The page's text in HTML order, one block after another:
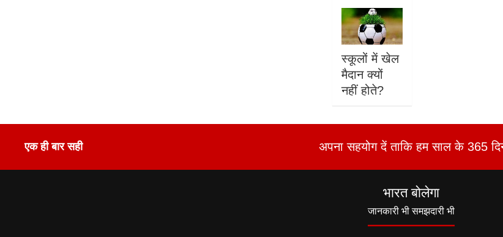
स्कूलों में खेल
मैदान क्यों
नहीं होते?
एक ही बार सही अपना सहयोग दें ताकि हम साल के 365
भारत बोलेगा
जानकारी भी समझदारी भी